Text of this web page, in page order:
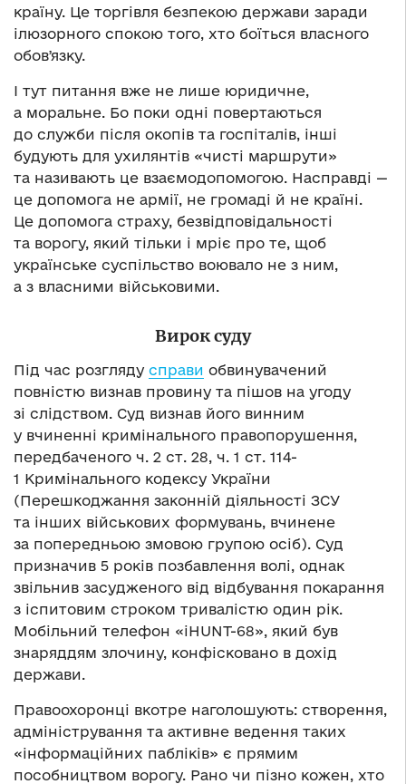
країну. Це торгівля безпекою держави заради
ілюзорного спокою того, хто боїться власного
обовʼязку.
І тут питання вже не лише юридичне,
а моральне. Бо поки одні повертаються
до служби після окопів та госпіталів, інші
будують для ухилянтів «чисті маршрути»
та називають це взаємодопомогою. Насправді —
це допомога не армії, не громаді й не країні.
Це допомога страху, безвідповідальності
та ворогу, який тільки і мріє про те, щоб
українське суспільство воювало не з ним,
а з власними військовими.
Вирок суду
Під час розгляду справи обвинувачений
повністю визнав провину та пішов на угоду
зі слідством. Суд визнав його винним
у вчиненні кримінального правопорушення,
передбаченого ч. 2 ст. 28, ч. 1 ст. 114-
1 Кримінального кодексу України
(Перешкоджання законній діяльності ЗСУ
та інших військових формувань, вчинене
за попередньою змовою групою осіб). Суд
призначив 5 років позбавлення волі, однак
звільнив засудженого від відбування покарання
з іспитовим строком тривалістю один рік.
Мобільний телефон «iHUNT-68», який був
знаряддям злочину, конфісковано в дохід
держави.
Правоохоронці вкотре наголошують: створення,
адміністрування та активне ведення таких
«інформаційних пабліків» є прямим
пособництвом ворогу. Рано чи пізно кожен, хто